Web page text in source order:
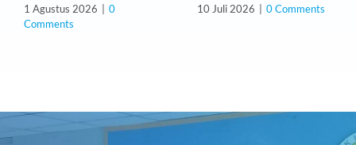
1 Agustus 2026
0
Comments
10 Juli 2026 0 Comments